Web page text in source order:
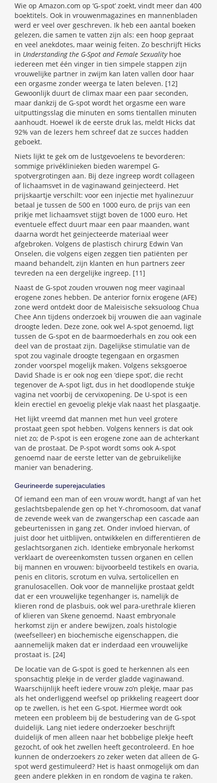
Wie op Amazon.com op ‘G-spot’ zoekt, vindt meer dan 400
boektitels. Ook in vrouwenmagazines en mannenbladen
werd er veel over geschreven. Ik heb een aantal boeken
gelezen, die samen te vatten zijn als: een hoop gepraat
en veel anekdotes, maar weinig feiten. Zo beschrijft Hicks
in Understanding the G-Spot and Female Sexualityhoe
iedereen met één vinger in tien simpele stappen zijn
vrouwelijke partner in zwijm kan laten vallen door haar
een orgasme zonder weerga te laten beleven. [12]
Gewoonlijk duurt de climax maar een paar seconden,
maar dankzij de G-spot wordt het orgasme een ware
uitputtingsslag die minuten en soms tientallen minuten
aanhoudt. Hoewel ik de eerste druk las, meldt Hicks dat
92% van de lezers hem schreef dat ze succes hadden
geboekt.
Niets lijkt te gek om de lustgevoelens te bevorderen:
sommige privéklinieken bieden warempel G-
spotvergrotingen aan. Bij deze ingreep wordt collageen
of lichaamsvet in de vaginawand geïnjecteerd. Het
prijskaartje verschilt: voor een injectie met hyalinezuur
betaal je tussen de 500 en 1000 euro, de prijs van een
prikje met lichaamsvet stijgt boven de 1000 euro. Het
eventuele effect duurt maar een paar maanden, want
daarna wordt het geïnjecteerde materiaal weer
afgebroken. Volgens de plastisch chirurg Edwin Van
Onselen, die volgens eigen zeggen tien patiënten per
maand behandelt, zijn klanten en hun partners zeer
tevreden na een dergelijke ingreep. [11]
Naast de G-spot zouden vrouwen nog meer vaginaal
erogene zones hebben. De anterior fornix erogene (AFE)
zone werd ontdekt door de Maleisische seksuoloog Chua
Chee Ann tijdens onderzoek bij vrouwen die aan vaginale
droogte leden. Deze zone, ook wel A-spot genoemd, ligt
tussen de G-spot en de baarmoederhals en zou ook een
deel van de prostaat zijn. Dagelijkse stimulatie van de
spot zou vaginale droogte tegengaan en orgasmen
zonder voorspel mogelijk maken. Volgens seksgoeroe
David Shade is er ook nog een ‘diepe spot’, die recht
tegenover de A-spot ligt, dus in het doodlopende stukje
vagina net voorbij de cervixopening. De U-spot is een
klein erectiel en gevoelig plekje vlak naast het plasgaatje.
Het lijkt vreemd dat mannen met hun veel grotere
prostaat geen spot hebben. Volgens kenners is dat ook
niet zo; de P-spot is een erogene zone aan de achterkant
van de prostaat. De P-spot wordt soms ook A-spot
genoemd naar de eerste letter van de gebruikelijke
manier van benadering.
Geurineerde superejaculaties
Of iemand een man of een vrouw wordt, hangt af van het
geslachtsbepalende gen op het Y-chromosoom, dat vanaf
de zevende week van de zwangerschap een cascade aan
gebeurtenissen in gang zet. Onder invloed hiervan, of
juist door het uitblijven, ontwikkelen en differentiëren de
geslachtsorganen zich. Identieke embryonale herkomst
verklaart de overeenkomsten tussen organen en cellen
bij mannen en vrouwen: bijvoorbeeld testikels en ovaria,
penis en clitoris, scrotum en vulva, sertolicellen en
granulosacellen. Ook voor de mannelijke prostaat geldt
dat er een vrouwelijke tegenhanger is, namelijk de
klieren rond de plasbuis, ook wel para-urethrale klieren
of klieren van Skene genoemd. Naast embryonale
herkomst zijn er andere bewijzen, zoals histologie
(weefselleer) en biochemische eigenschappen, die
aannemelijk maken dat er inderdaad een vrouwelijke
prostaat is. [24]
De locatie van de G-spot is goed te herkennen als een
sponsachtig plekje in de verder gladde vaginawand.
Waarschijnlijk heeft iedere vrouw zo’n plekje, maar pas
als het onderliggend weefsel op prikkeling reageert door
op te zwellen, is het een G-spot. Hiermee wordt ook
meteen een probleem bij de bestudering van de G-spot
duidelijk. Lang niet iedere onderzoeker beschrijft
duidelijk of men alleen naar het bobbelige plekje heeft
gezocht, of ook het zwellen heeft gecontroleerd. En hoe
kunnen de onderzoekers zo zeker weten dat alleen de G-
spot werd gestimuleerd? Het is haast onmogelijk om dan
geen andere plekken in en rondom de vagina te raken.